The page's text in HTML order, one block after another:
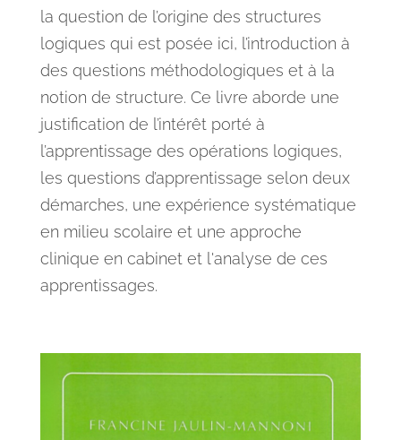
la question de l’origine des structures
logiques qui est posée ici, l’introduction à
des questions méthodologiques et à la
notion de structure. Ce livre aborde une
justification de l’intérêt porté à
l’apprentissage des opérations logiques,
les questions d’apprentissage selon deux
démarches, une expérience systématique
en milieu scolaire et une approche
clinique en cabinet et l'analyse de ces
apprentissages.